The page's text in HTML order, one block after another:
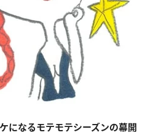
になるモテモテシーズンの幕開